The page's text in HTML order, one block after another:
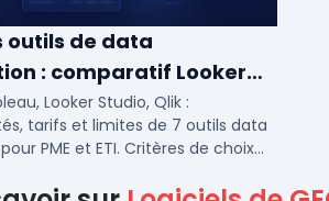
outils de data
: comparatif Looker
vs Power BI et
Looker Studio, Qlik :
tarifs et limites de 7 outils data
PME et ETI. Critères de choix
et vos cas d'usage.